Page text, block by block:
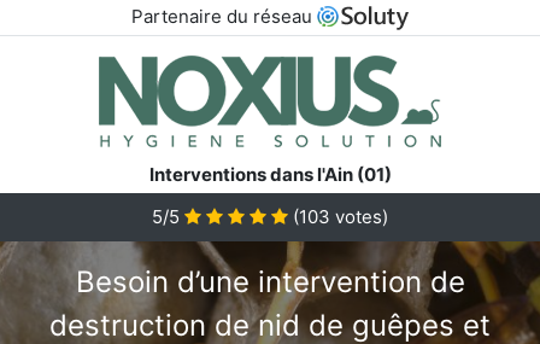
Partenaire du réseau
Interventions dans l'Ain (01)
5/5
(103 votes)
Besoin d’une intervention de
destruction de nid de guêpes et